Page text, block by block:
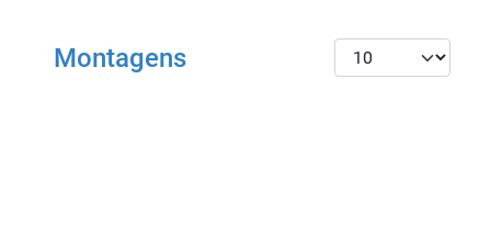
Mostrar #
Montagens